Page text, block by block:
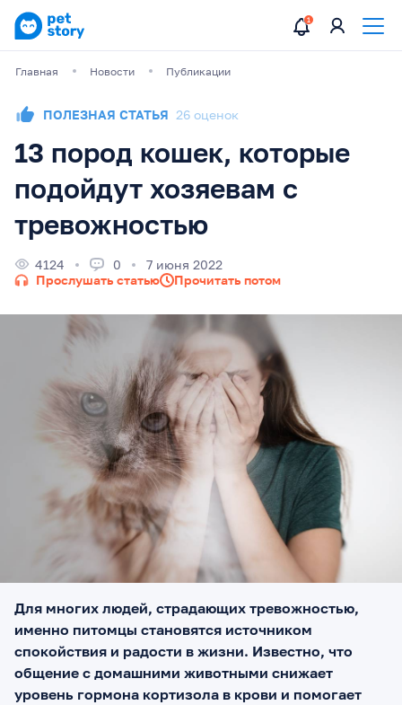
Главная Новости Публикации
ПОЛЕЗНАЯ СТАТЬЯ 26 оценок
13 пород кошек, которые
подойдут хозяевам с
тревожностью
4124 0
7 июня 2022
Прослушать статью
Прочитать потом
Для многих людей, страдающих тревожностью,
именно питомцы становятся источником
спокойствия и радости в жизни. Известно, что
общение с домашними животными снижает
уровень гормона кортизола в крови и помогает